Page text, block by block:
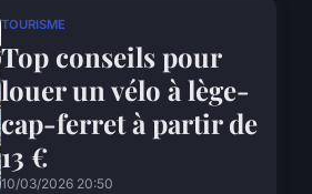
TOURISME
Top conseils pour
louer un vélo à lège-
cap-ferret à partir de
13 €
10/03/2026 20:50